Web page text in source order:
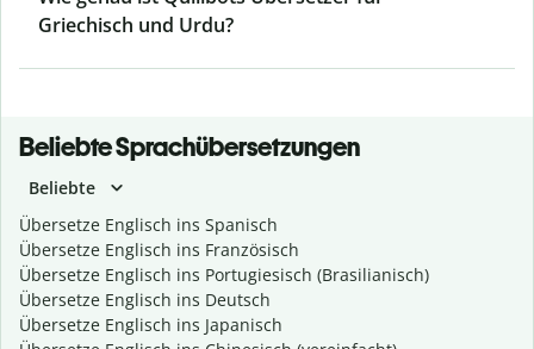
Griechisch und Urdu?
Beliebte Sprachübersetzungen
Beliebte
Übersetze Englisch ins Spanisch
Übersetze Englisch ins Französisch
Übersetze Englisch ins Portugiesisch (Brasilianisch)
Übersetze Englisch ins Deutsch
Übersetze Englisch ins Japanisch